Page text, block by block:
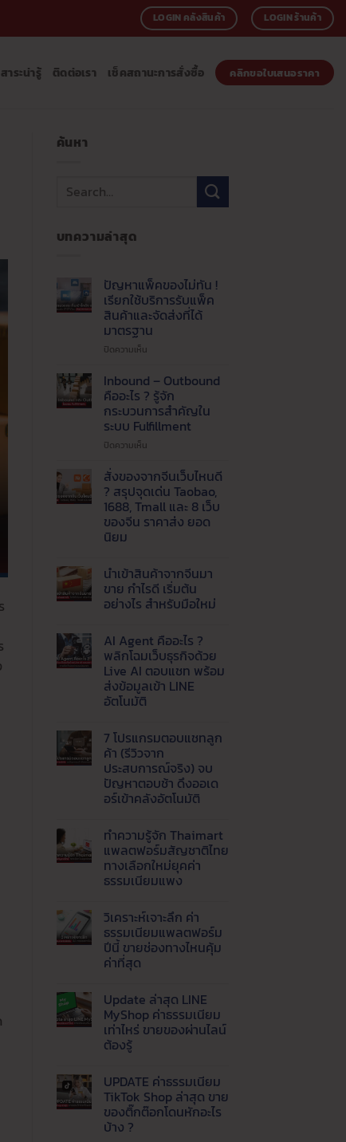
LOGIN คลังสินค้า LOGIN ร้านค้า
สาระน่ารู้ ติดต่อเรา เช็คสถานะการสั่งซื้อ คลิกขอใบเสนอราคา
ค้นหา
บทความล่าสุด
ปัญหาแพ็คของไม่ทัน !
เรียกใช้บริการรับแพ็ค
สินค้าและจัดส่งที่ได้
มาตรฐาน
ปิดความเห็นบน
แพ็ค
ของ
ไม่ทัน
!
เรียก
ใช้
แพ็ค
สินค้า
และ
จัด
มาตรฐาน
Inbound – Outbound
คืออะไร ? รู้จัก
กระบวนการสำคัญใน
ระบบ Fulfillment
ปิดความเห็นบน
–
Outbound
คือ
อะไร
?
สำคัญ
ใน
ระบบ
Fulfillment
สั่งของจากจีนเว็บไหนดี
? สรุปจุดเด่น Taobao,
1688, Tmall และ 8 เว็บ
ของจีน ราคาส่ง ยอด
นิยม
เห็น
บน
สั่ง
ของ
เว็บ
ไหน
ดี
?
สรุป
จุด
เด่น
Taobao,
และ
8
เว็บ
ของ
จีน
ราคา
ส่ง
นำเข้าสินค้าจากจีนมา
ขาย กำไรดี เริ่มต้น
อย่างไร สำหรับมือใหม่
เห็น
บน
นำ
เข้า
สินค้า
จาก
จีน
กำไร
ดี
เริ่ม
ต้น
อย่างไร
สำหรับ
มือ
ใหม่
AI Agent คืออะไร ?
พลิกโฉมเว็บธุรกิจด้วย
Live AI ตอบแชท พร้อม
ส่งข้อมูลเข้า LINE
อัตโนมัติ
เห็น
บน
AI
Agent
คือ
อะไร
?
เว็บ
ธุรกิจ
ด้วย
Live
AI
ตอบ
ส่ง
ข้อมูล
เข้า
LINE
อัตโนมัติ
7 โปรแกรมตอบแชทลูก
ค้า (รีวิวจาก
ประสบการณ์จริง) จบ
ปัญหาตอบช้า ดึงออเด
อร์เข้าคลังอัตโนมัติ
เห็น
บน
7
โปรแกรม
ตอบ
แช
(รีวิว
จาก
ประสบการณ์
จริง)
จบ
ปัญหา
ดึง
ออ
เด
อร์
เข้า
คลัง
ทำความรู้จัก Thaimart
แพลตฟอร์มสัญชาติไทย
ทางเลือกใหม่ยุคค่า
ธรรมเนียมแพง
เห็น
บน
ทำความ
รู้จัก
Thaimart
แพลตฟอร์ม
ทาง
เลือก
ใหม่
ยุค
ค่า
ธรรมเนียม
วิเคราะห์เจาะลึก ค่า
ธรรมเนียมแพลตฟอร์ม
ปีนี้ ขายช่องทางไหนคุ้ม
ค่าที่สุด
เห็น
บน
วิเคราะห์
เจาะ
ลึก
ค่า
ปี
นี้
ขาย
ช่อง
ทาง
ไหน
Update ล่าสุด LINE
MyShop ค่าธรรมเนียม
เท่าไหร่ ขายของผ่านไลน์
ต้องรู้
เห็น
บน
Update
ล่าสุด
LINE
MyShop
UPDATE ค่าธรรมเนียม
TikTok Shop ล่าสุด ขาย
ของติ๊กต๊อกโดนหักอะไร
บ้าง ?